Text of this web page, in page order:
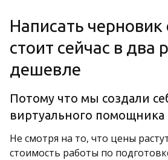
Написать
стоит сейчас в два
дешевле
Потому что мы создали
виртуального помощника
Не смотря на то, что цены
стоимость работы по